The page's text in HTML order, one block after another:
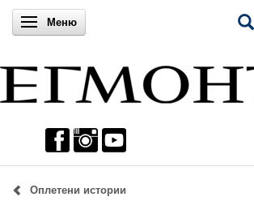
Включи навигацията
Меню
Оплетени истории